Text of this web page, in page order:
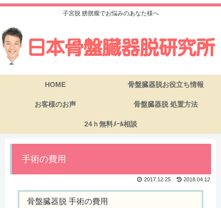
子宮脱 膀胱瘤でお悩みのあなた様へ
HOME 骨盤臓器脱お役立ち情報
お客様のお声 骨盤臓器脱 処置方法
24ｈ無料ﾒｰﾙ相談
手術の費用
2018.04.12
2017.12.25
骨盤臓器脱 手術の費用